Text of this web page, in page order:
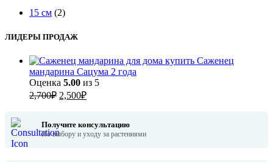
15 см (2)
ЛИДЕРЫ ПРОДАЖ
Саженец
мандарина Сацума 2 года
Оценка 5.00 из 5
2,700₽ Первоначальная
2,700₽.
2,500₽Текущая
Получите консультацию
По выбору и уходу за растениями